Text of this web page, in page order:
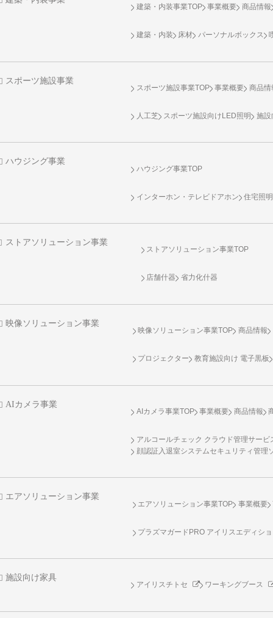
建築・内装事業TOP 事業概要 商品情報
建築・内装 床材 パーソナルボックス
スポーツ施設事業
スポーツ施設事業TOP 事業概要 商品情
人工芝 スポーツ施設向けLED照明 施設
ハウジング事業
ハウジング事業TOP
インターホン・テレビドアホン 住宅照明
ストアソリューション事業
ストアソリューション事業TOP
店舗什器 省力化什器
映像ソリューション事業
映像ソリューション事業TOP 商品情報
プロジェクター 教育施設向け 電子黒板
AIカメラ事業
AIカメラ事業TOP 事業概要 商品情報
アルコールチェック クラウド管理サービ
顔認証入退室システムセキュリティ管理
エアソリューション事業
エアソリューション事業TOP 事業概要
プラズマガードPRO アイリスエディシ
施設向け家具
アイリスチトセ ワーキングブース